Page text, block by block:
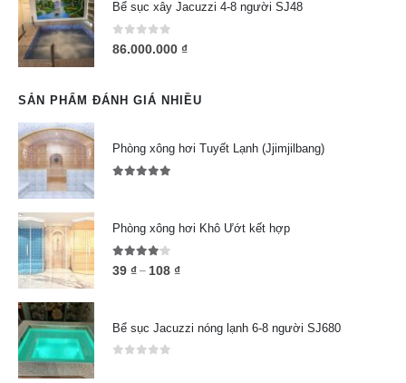
Bể sục xây Jacuzzi 4-8 người SJ48
0out of 5
86.000.000 ₫
SẢN PHẨM ĐÁNH GIÁ NHIỀU
Phòng xông hơi Tuyết Lạnh (Jjimjilbang)
Phòng xông hơi Khô Ướt kết hợp
4.00 out of 5
39 ₫ – 108 ₫
Bể sục Jacuzzi nóng lạnh 6-8 người SJ680